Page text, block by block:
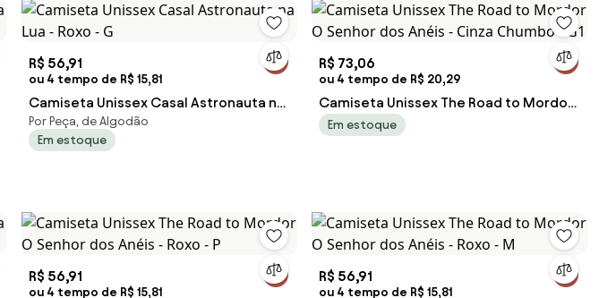
R$ 56,91
ou 4 tempo de R$ 15,81
Camiseta Unissex Casal Astronauta na
Lua - Roxo - G
Por Peça, de Algodão
Em estoque
R$ 73,06
ou 4 tempo de R$ 20,29
Camiseta Unissex The Road to Mordor
O Senhor dos Anéis - Cinza Chumbo -
Em estoque
R$ 56,91
ou 4 tempo de R$ 15,81
R$ 56,91
ou 4 tempo de R$ 15,81